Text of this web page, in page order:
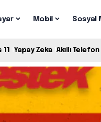
Mobil Sosyal
Yapay Zeka Akıllı Telefon